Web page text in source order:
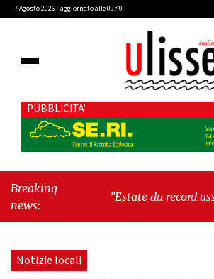
7 Agosto 2026 - aggiornato alle 09:40
PUBBLICITA'
Breaking
news:
"Estate da record assoluto"
Notizie locali